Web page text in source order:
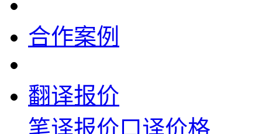
合作案例
翻译报价
笔译报价 口译价格